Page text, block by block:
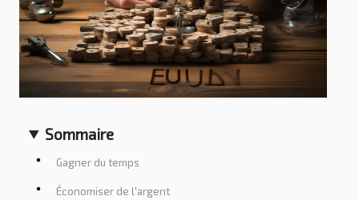
Sommaire
Gagner du temps
Économiser de l'argent